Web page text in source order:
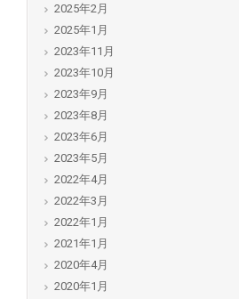
2025年2月
2025年1月
2023年11月
2023年10月
2023年9月
2023年8月
2023年6月
2023年5月
2022年4月
2022年3月
2022年1月
2021年1月
2020年4月
2020年1月